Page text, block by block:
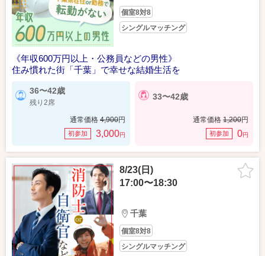
個室8対8
シングルマッチング
《年収600万円以上・公務員などの男性》
住み慣れた街「千葉」で幸せな結婚生活を
36〜42歳
残り2席
通常価格 4,900円
初参加 3,000円
33〜42歳
通常価格 1,200円
初参加 0円
8/23(日)
17:00〜18:30
千葉
個室8対8
シングルマッチング